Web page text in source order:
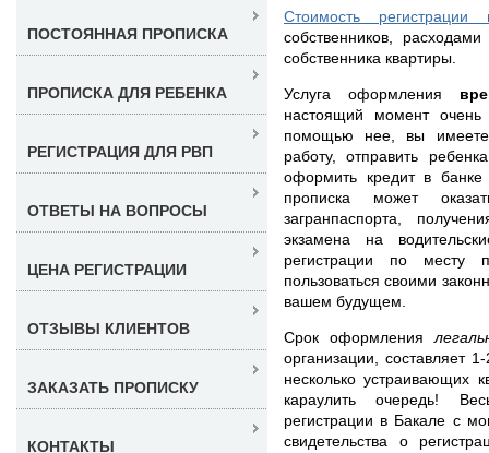
Стоимость
собственников,
собственника квартиры.
Услуга оформления
настоящий момент
помощью нее, вы имеете
работу, отправить
оформить кредит в
прописка может
загранпаспорта,
экзамена на
регистрации по месту
пользоваться своими
вашем будущем.
Срок оформления
организации, составляет
несколько устраивающих
караулить очередь!
регистрации в Бакале с
свидетельства о
ПОСТОЯННАЯ ПРОПИСКА
ПРОПИСКА ДЛЯ РЕБЕНКА
РЕГИСТРАЦИЯ ДЛЯ РВП
ОТВЕТЫ НА ВОПРОСЫ
ЦЕНА РЕГИСТРАЦИИ
ОТЗЫВЫ КЛИЕНТОВ
ЗАКАЗАТЬ ПРОПИСКУ
КОНТАКТЫ